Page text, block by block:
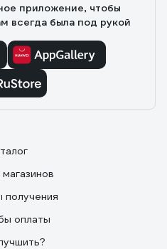
приложение, чтобы
всегда была под рукой
оплаты